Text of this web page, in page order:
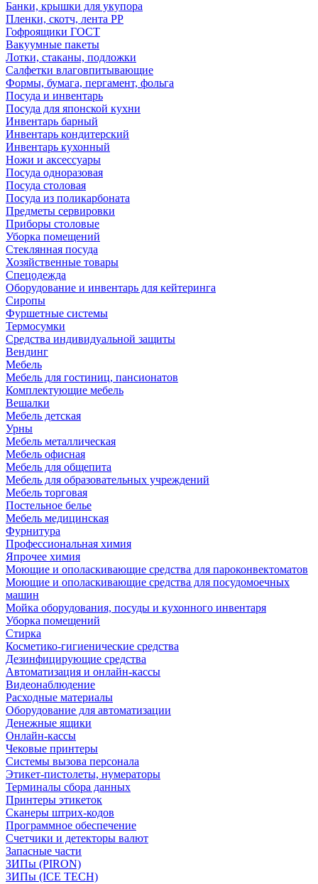
Банки, крышки для укупора
Пленки, скотч, лента РР
Гофроящики ГОСТ
Вакуумные пакеты
Лотки, стаканы, подложки
Салфетки влаговпитывающие
Формы, бумага, пергамент, фольга
Посуда и инвентарь
Посуда для японской кухни
Инвентарь барный
Инвентарь кондитерский
Инвентарь кухонный
Ножи и аксессуары
Посуда одноразовая
Посуда столовая
Посуда из поликарбоната
Предметы сервировки
Приборы столовые
Уборка помещений
Стеклянная посуда
Хозяйственные товары
Спецодежда
Оборудование и инвентарь для кейтеринга
Сиропы
Фуршетные системы
Термосумки
Средства индивидуальной защиты
Вендинг
Мебель
Мебель для гостиниц, пансионатов
Комплектующие мебель
Вешалки
Мебель детская
Урны
Мебель металлическая
Мебель офисная
Мебель для общепита
Мебель для образовательных учреждений
Мебель торговая
Постельное белье
Мебель медицинская
Фурнитура
Профессиональная химия
Япрочее химия
Моющие и ополаскивающие средства для пароконвектоматов
Моющие и ополаскивающие средства для посудомоечных
машин
Мойка оборудования, посуды и кухонного инвентаря
Уборка помещений
Стирка
Косметико-гигиенические средства
Дезинфицирующие средства
Автоматизация и онлайн-кассы
Видеонаблюдение
Расходные материалы
Оборудование для автоматизации
Денежные ящики
Онлайн-кассы
Чековые принтеры
Системы вызова персонала
Этикет-пистолеты, нумераторы
Терминалы сбора данных
Принтеры этикеток
Сканеры штрих-кодов
Программное обеспечение
Счетчики и детекторы валют
Запасные части
ЗИПы (PIRON)
ЗИПы (ICE TECH)